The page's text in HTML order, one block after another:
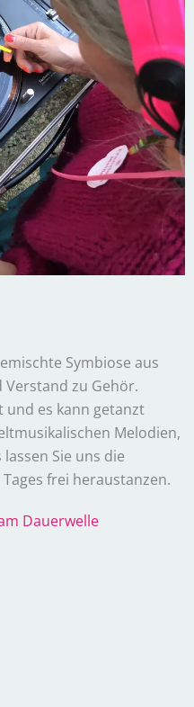
Symbiose aus
zu Gehör.
und es kann getanzt
Melodien,
Sie uns die
frei heraustanzen.
Dauerwelle